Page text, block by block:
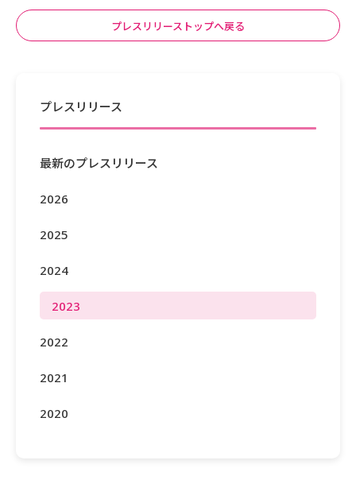
プレスリリーストップへ戻る
プレスリリース
最新のプレスリリース
2026
2025
2024
2023
2022
2021
2020